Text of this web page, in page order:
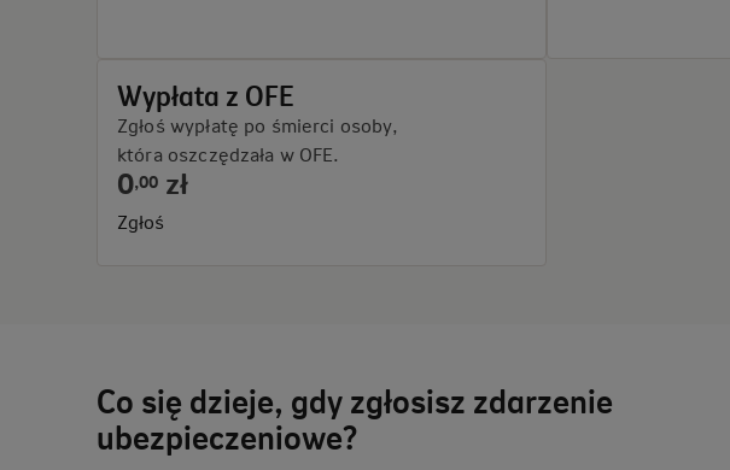
Wypłata z OFE
Zgłoś wypłatę po śmierci osoby,
która oszczędzała w OFE.
0,00 zł
Zgłoś
Co się dzieje, gdy zgłosisz zdarzenie
ubezpieczeniowe?